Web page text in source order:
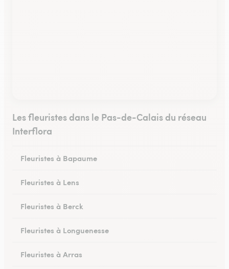
Les fleuristes dans le Pas-de-Calais du réseau
Interflora
Fleuristes à Bapaume
Fleuristes à Lens
Fleuristes à Berck
Fleuristes à Longuenesse
Fleuristes à Arras